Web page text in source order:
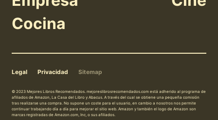
Cocina
Legal Privacidad Sitemap
© 2023 Mejores Libros Recomendados. mejoreslibrosrecomendados.com está adherido al programa de
afiliados de Amazon, La Casa del Libro y Abacus. A través del cual se obtiene una pequeña comisión
tras realizarse una compra. No supone un coste para el usuario, en cambio a nosotros nos permite
continuar trabajando día a día para mejorar el sitio web. Amazon y también el logo de Amazon son
marcas registradas de Amazon.com, Inc, o sus afiliados.